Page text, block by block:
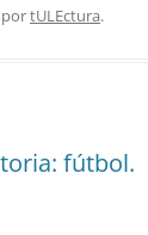
tULEctura.
fútbol.